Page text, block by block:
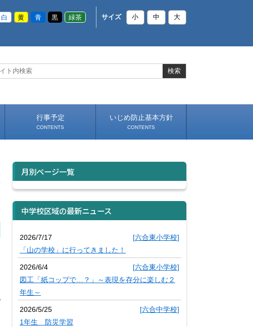
白 黄 青 黒 緑茶 サイズ 小 中 大
行事予定
CONTENTS
いじめ防止基本方針
CONTENTS
月別ページ一覧
中学校区域の最新ニュース
2026/7/17
[六合東小学校]
「山の学校」に行ってきました！
2026/6/4
[六合東小学校]
図工「紙コップで…？」～表現を存分に楽しむ２
年生～
2026/5/25
[六合中学校]
1年生 防災学習